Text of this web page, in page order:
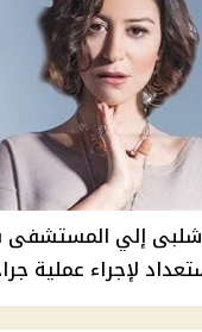
شلبى إلي
لإجراء عملية